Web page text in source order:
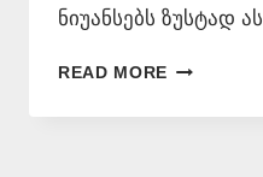
ნიუანსებს ზუსტად
READ MORE ᲩᲔᲮᲣᲠᲘ
ᲥᲐᲠᲗᲣᲚ